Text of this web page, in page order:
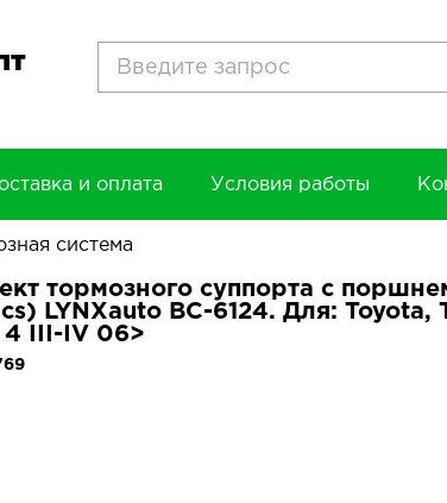
и оплата Условия работы
система
тормозного суппорта с
LYNXauto BC-6124. Для:
4 III-IV 06>